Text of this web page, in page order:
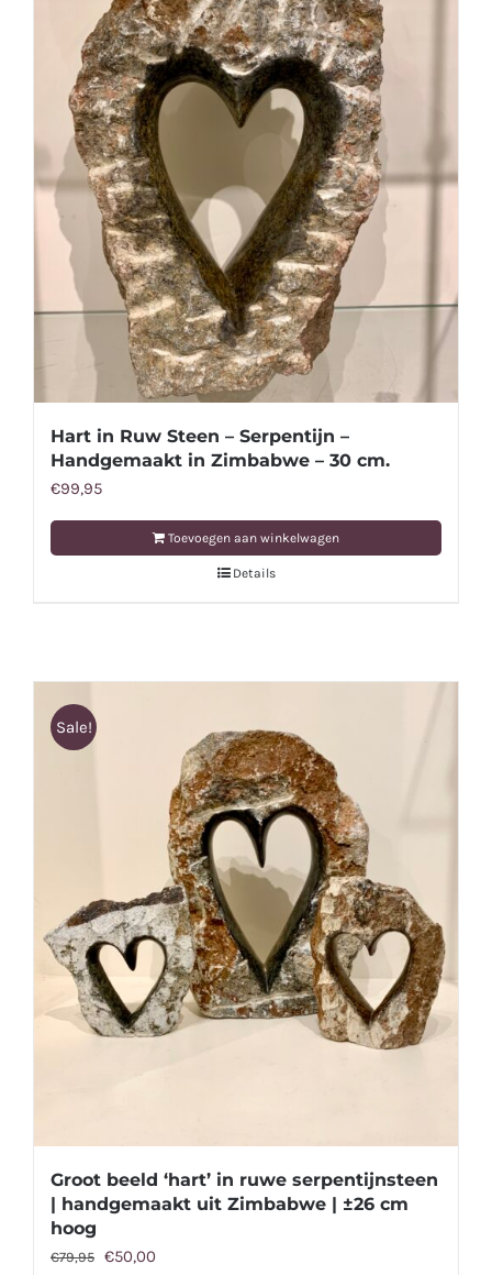
Hart in Ruw Steen – Serpentijn –
Handgemaakt in Zimbabwe – 30 cm.
€99,95
Toevoegen aan winkelwagen
Details
Sale!
Groot beeld ‘hart’ in ruwe serpentijnsteen
| handgemaakt uit Zimbabwe | ±26 cm
hoog
€79,95 Oorspronkelijke
€50,00